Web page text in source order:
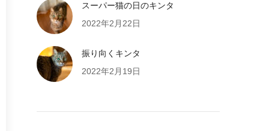
スーパー猫の日のキンタ
2022年2月22日
振り向くキンタ
2022年2月19日